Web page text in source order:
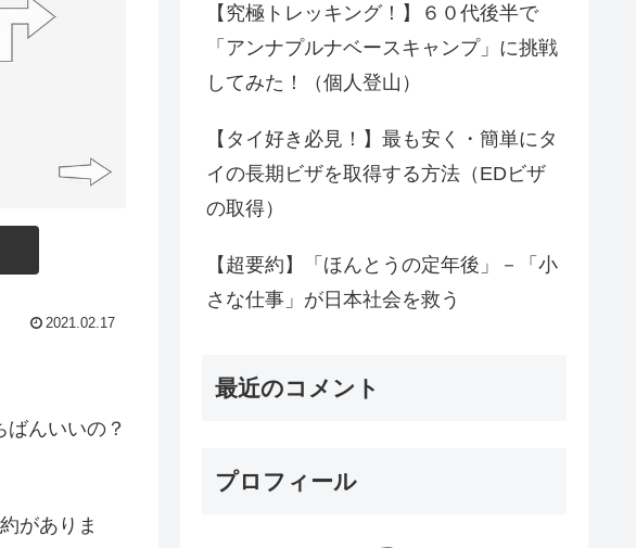
2021.02.17
んいいの？
がありま
【究極トレッキング！】６０代後半で
「アンナプルナベースキャンプ」に挑戦
してみた！（個人登山）
【タイ好き必見！】最も安く・簡単にタ
イの長期ビザを取得する方法（EDビザ
の取得）
【超要約】「ほんとうの定年後」－「小
さな仕事」が日本社会を救う
最近のコメント
プロフィール